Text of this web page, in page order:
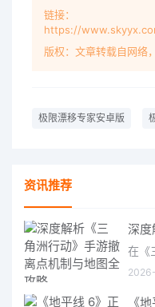
链接：
https://
版权：文章转载自网络
极限漂移专家安卓版
资讯推荐